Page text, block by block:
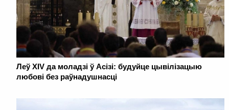
Леў XIV да моладзі ў Асізі: будуйце цывілізацыю
любові без раўнадушнасці